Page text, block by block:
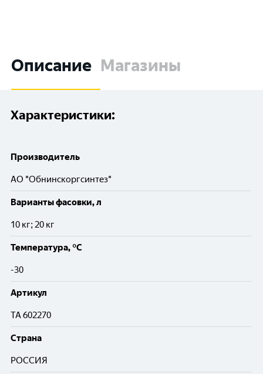
Описание Магазины
Характеристики:
Производитель
АО "Обнинскоргсинтез"
Варианты фасовки, л
10 кг; 20 кг
Температура, °C
-30
Артикул
TA 602270
Cтрана
РОССИЯ